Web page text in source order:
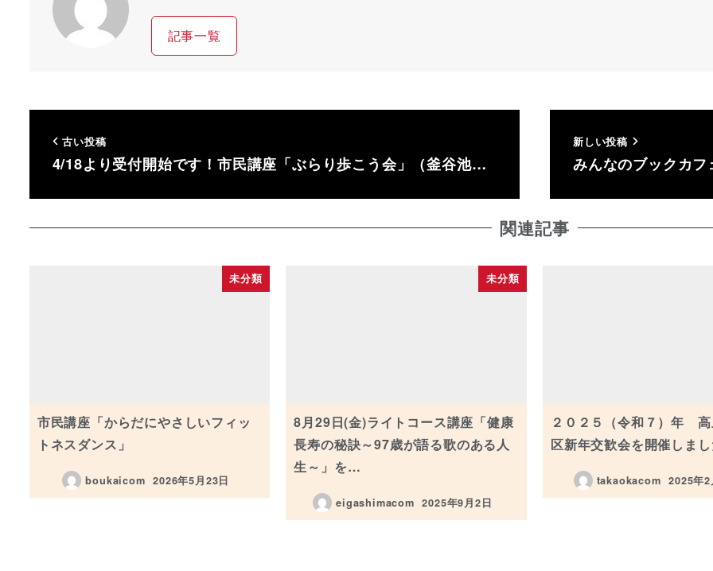
記事一覧
古い投稿
4/18より受付開始です！市民講座「ぶらり歩こう会」（釜谷池…
新しい投稿
みんなのブックカ
関連記事
未分類
市民講座「からだにやさしいフィッ
トネスダンス」
boukaicom
投稿日
2026年5月23日
未分類
8月29日(金)ライトコース講座「健康
長寿の秘訣～97歳が語る歌のある人
生～」を…
eigashimacom
投稿日
2025年9月2日
２０２５（令和７）年
区新年交歓会を開催しまし
takaokacom
投稿日
2025年2